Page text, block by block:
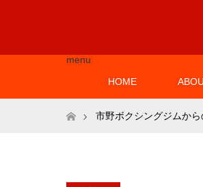
menu
HOME
ホーム市野ボクシングジムか